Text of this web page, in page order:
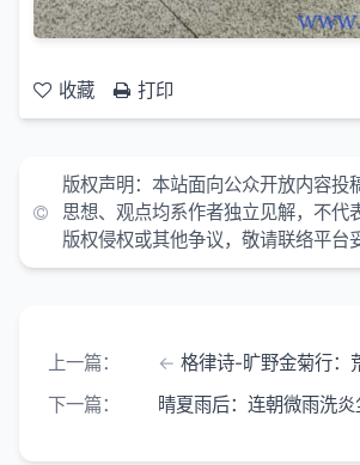
收藏 打印
版权声明：本站面向公众开放内容投
思想、观点均系作者独立见解，不代
版权侵权或其他争议，敬请联络平台
上一篇：
格律诗-旷野金菊行：荒坡瘠土自
下一篇：